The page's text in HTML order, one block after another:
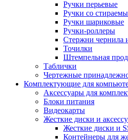
Ручки перьевые
Ручки со
Ручки шариковые
Ручки-роллеры
Стержни чернила
Точилки
Штемпельная
Таблички
Чертежные
Комплектующие для
Аксессуары для
Блоки питания
Видеокарты
Жесткие диски и
Жесткие диски и
Контейнеры для